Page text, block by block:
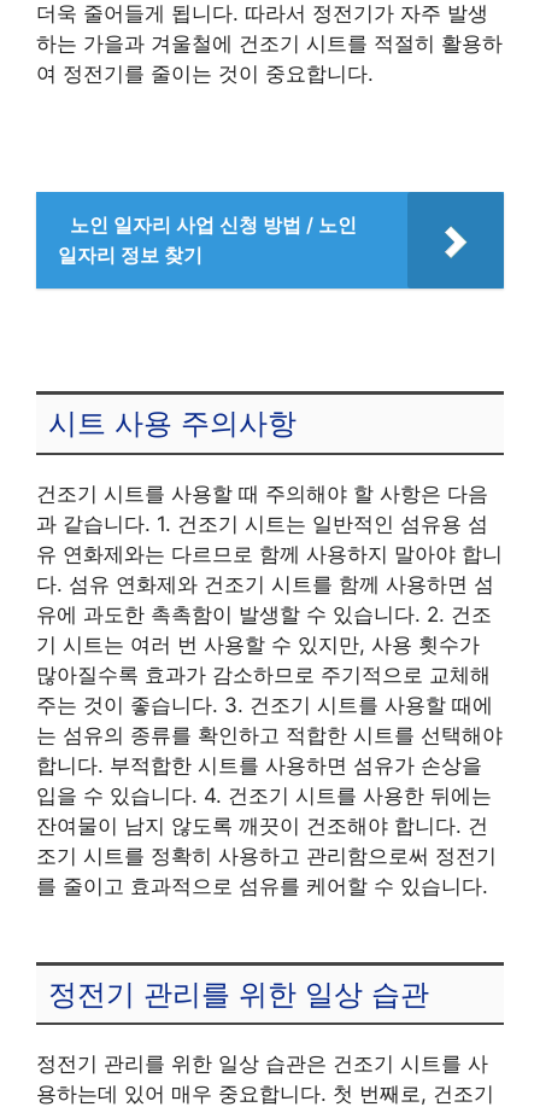
더욱 줄어들게 됩니다. 따라서 정전기가 자주 발생
하는 가을과 겨울철에 건조기 시트를 적절히 활용하
여 정전기를 줄이는 것이 중요합니다.
노인 일자리 사업 신청 방법 / 노인
일자리 정보 찾기
시트 사용 주의사항
건조기 시트를 사용할 때 주의해야 할 사항은 다음
과 같습니다. 1. 건조기 시트는 일반적인 섬유용 섬
유 연화제와는 다르므로 함께 사용하지 말아야 합니
다. 섬유 연화제와 건조기 시트를 함께 사용하면 섬
유에 과도한 촉촉함이 발생할 수 있습니다. 2. 건조
기 시트는 여러 번 사용할 수 있지만, 사용 횟수가
많아질수록 효과가 감소하므로 주기적으로 교체해
주는 것이 좋습니다. 3. 건조기 시트를 사용할 때에
는 섬유의 종류를 확인하고 적합한 시트를 선택해야
합니다. 부적합한 시트를 사용하면 섬유가 손상을
입을 수 있습니다. 4. 건조기 시트를 사용한 뒤에는
잔여물이 남지 않도록 깨끗이 건조해야 합니다. 건
조기 시트를 정확히 사용하고 관리함으로써 정전기
를 줄이고 효과적으로 섬유를 케어할 수 있습니다.
정전기 관리를 위한 일상 습관
정전기 관리를 위한 일상 습관은 건조기 시트를 사
용하는데 있어 매우 중요합니다. 첫 번째로, 건조기